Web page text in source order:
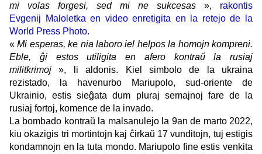
mi volas forgesi, sed mi ne sukcesas », rakontis
Evgenij Maloletka en video enretigita en la retejo de la
World Press Photo.
«Mi esperas, ke nia laboro iel helpos la homojn kompreni.
Eble, ĝi estos utiligita en afero kontraŭ la rusiaj
militkrimoj», li aldonis. Kiel simbolo de la ukraina
rezistado, la havenurbo Mariupolo, sud-oriente de
Ukrainio, estis sieĝata dum pluraj semajnoj fare de la
rusiaj fortoj, komence de la invado.
La bombado kontraŭ la malsanulejo la 9an de marto 2022,
kiu okazigis tri mortintojn kaj ĉirkaŭ 17 vunditojn, tuj estigis
kondamnojn en la tuta mondo. Mariupolo fine estis venkita